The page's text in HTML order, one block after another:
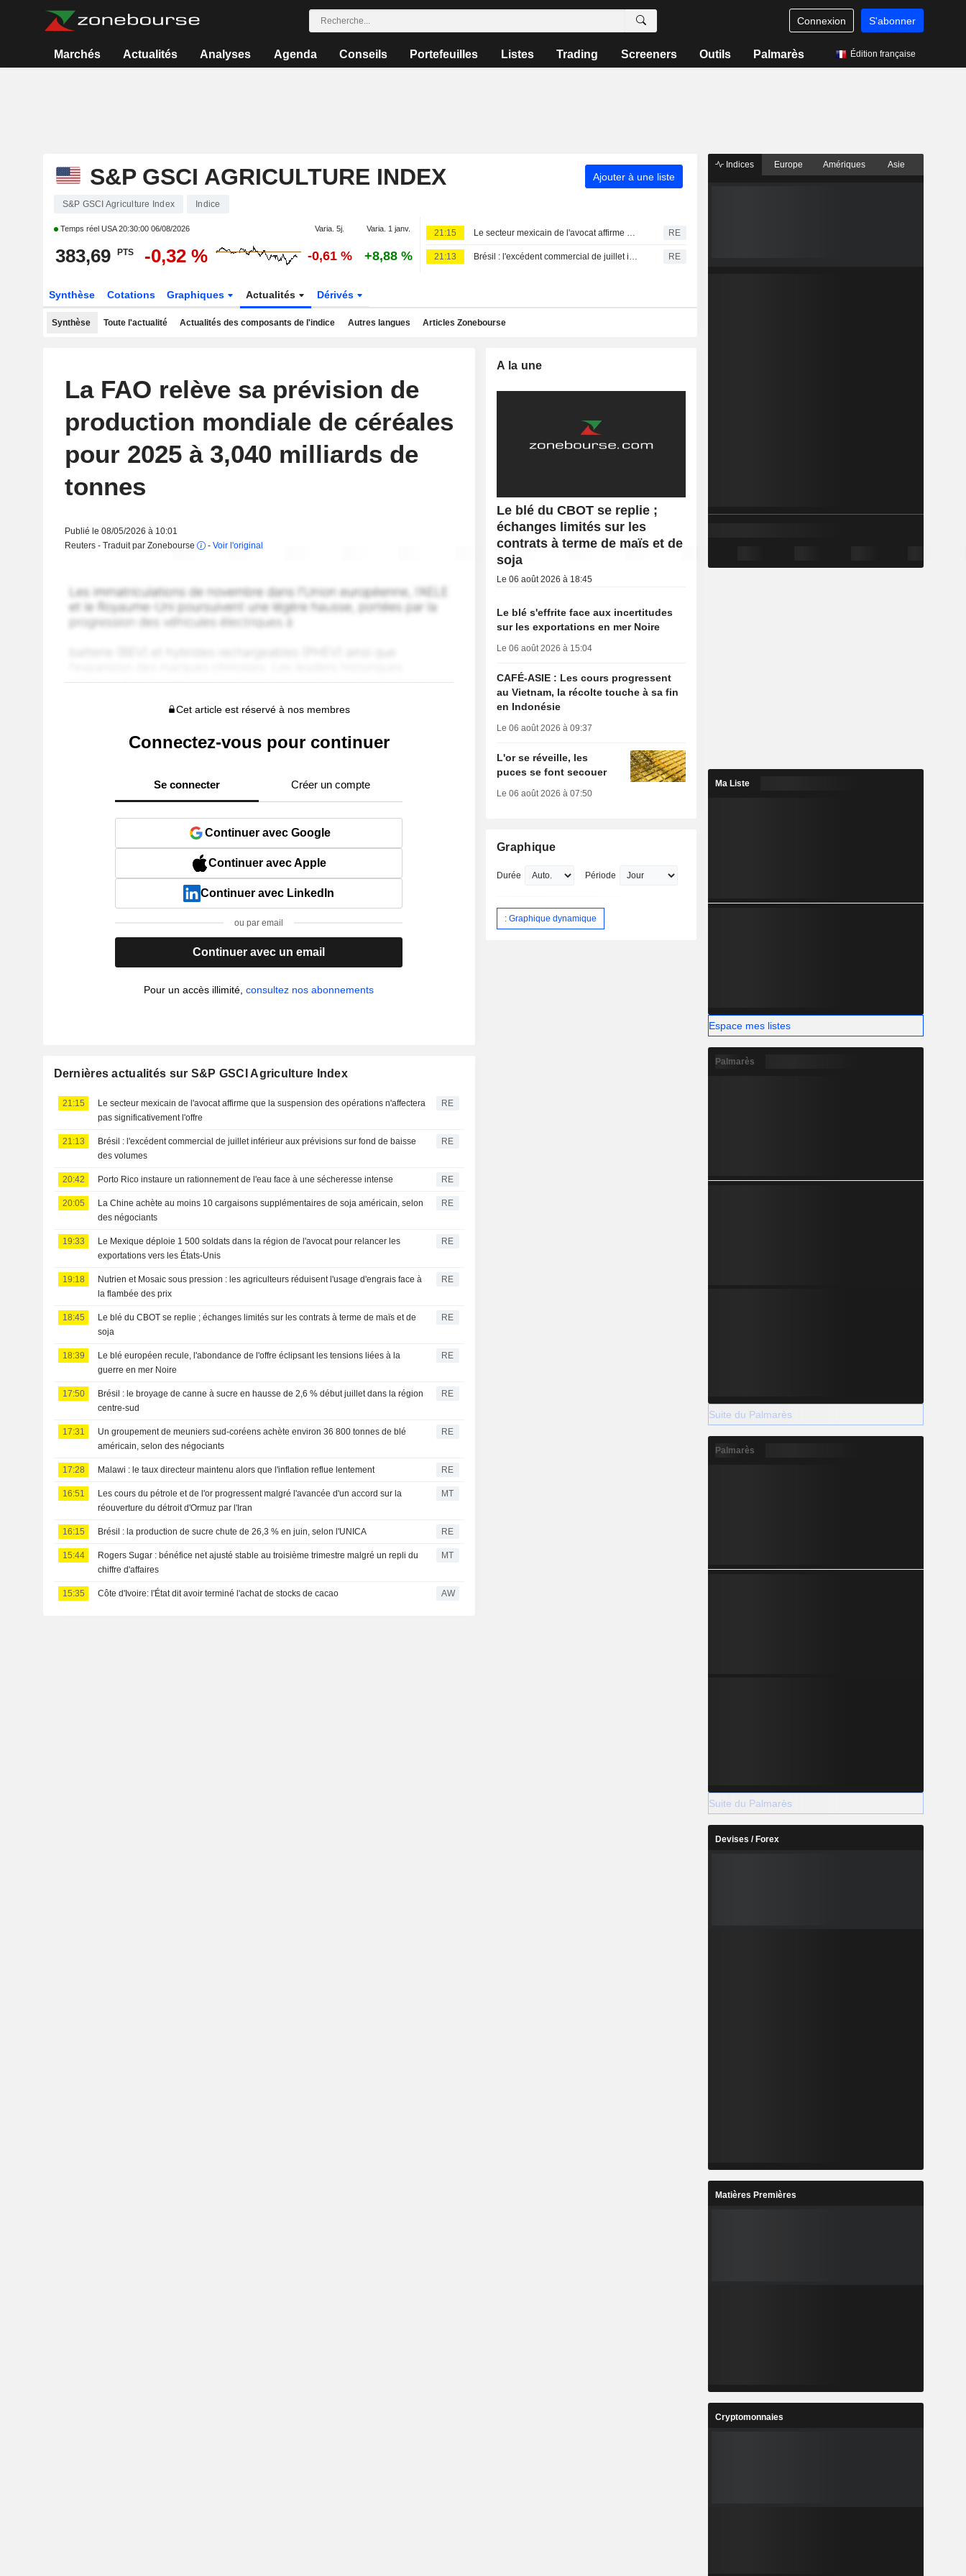
Connexion S'abonner
Marchés Actualités Analyses Agenda Conseils Portefeuilles Listes Trading Screeners Outils Palmarès Édition française
S&P GSCI AGRICULTURE INDEX Ajouter à une liste
S&P GSCI Agriculture Index Indice
Temps réel USA20:30:00 06/08/2026 Varia. 5j. Varia. 1 janv.
383,69 PTS -0,32 % -0,61 % +8,88 %
21:15 Le secteur mexicain de l'avocat affirme que la suspension des opérations n'affectera pas significativement l'offre RE
21:13 Brésil : l'excédent commercial de juillet inférieur aux prévisions sur fond de baisse des volumes RE
Synthèse Cotations Graphiques Actualités Dérivés
Synthèse Toute l'actualité Actualités des composants de l'indice Autres langues Articles Zonebourse
La FAO relève sa prévision de
production mondiale de céréales
pour 2025 à 3,040 milliards de
tonnes
Publié le 08/05/2026 à 10:01
Reuters - Traduit par Zonebourse
- Voir l'original
Cet article est réservé à nos membres
Connectez-vous pour continuer
Se connecter Créer un compte
Continuer avec Google
Continuer avec Apple
Continuer avec LinkedIn
ou par email
Continuer avec un email
Pour un accès illimité,consultez nos abonnements
Dernières actualités sur S&P GSCI Agriculture Index
21:15
Le secteur mexicain de l'avocat affirme que la suspension des opérations n'affectera
pas significativement l'offre
RE
21:13
Brésil : l'excédent commercial de juillet inférieur aux prévisions sur fond de baisse
des volumes
RE
20:42 Porto Rico instaure un rationnement de l'eau face à une sécheresse intense RE
20:05
La Chine achète au moins 10 cargaisons supplémentaires de soja américain, selon
des négociants
RE
19:33
Le Mexique déploie 1 500 soldats dans la région de l'avocat pour relancer les
exportations vers les États-Unis
RE
19:18
Nutrien et Mosaic sous pression : les agriculteurs réduisent l'usage d'engrais face à
la flambée des prix
RE
18:45
Le blé du CBOT se replie ; échanges limités sur les contrats à terme de maïs et de
soja
RE
18:39
Le blé européen recule, l'abondance de l'offre éclipsant les tensions liées à la
guerre en mer Noire
RE
17:50
Brésil : le broyage de canne à sucre en hausse de 2,6 % début juillet dans la région
centre-sud
RE
17:31
Un groupement de meuniers sud-coréens achète environ 36 800 tonnes de blé
américain, selon des négociants
RE
17:28 Malawi : le taux directeur maintenu alors que l'inflation reflue lentement RE
16:51
Les cours du pétrole et de l'or progressent malgré l'avancée d'un accord sur la
réouverture du détroit d'Ormuz par l'Iran
MT
16:15 Brésil : la production de sucre chute de 26,3 % en juin, selon l'UNICA RE
15:44
Rogers Sugar : bénéfice net ajusté stable au troisième trimestre malgré un repli du
chiffre d'affaires
MT
15:35 Côte d'Ivoire: l'État dit avoir terminé l'achat de stocks de cacao AW
A la une
Le blé du CBOT se replie ;
échanges limités sur les
contrats à terme de maïs et de
soja
Le 06 août 2026 à 18:45
Le blé s'effrite face aux incertitudes
sur les exportations en mer Noire
Le 06 août 2026 à 15:04
CAFÉ-ASIE : Les cours progressent
au Vietnam, la récolte touche à sa fin
en Indonésie
Le 06 août 2026 à 09:37
L'or se réveille, les
puces se font secouer
Le 06 août 2026 à 07:50
Graphique
Durée Période
: Graphique dynamique
Indices Europe Amériques Asie
Ma Liste
Espace mes listes
Palmarès
Suite du Palmarès
Palmarès
Suite du Palmarès
Devises / Forex
Matières Premières
Cryptomonnaies